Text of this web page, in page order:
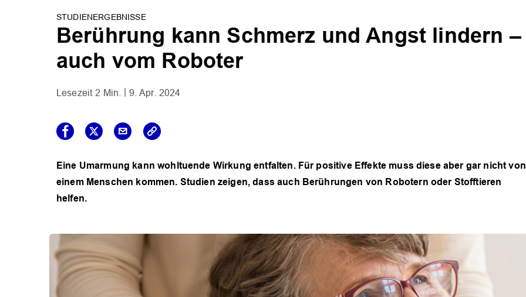
STUDIENERGEBNISSE
Berührung kann Schmerz und Angst lindern –
auch vom Roboter
2 Min. 9. Apr. 2024
Eine Umarmung kann wohltuende Wirkung entfalten. Für positive Effekte muss diese aber gar nicht von
einem Menschen kommen. Studien zeigen, dass auch Berührungen von Robotern oder Stofftieren
helfen.